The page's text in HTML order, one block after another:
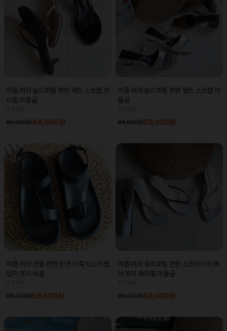
여름 여자 슬리퍼힐 편한 새틴 스트랩 쪼
리힐 미들굽
85,000원49,000원
여름 여자 슬리퍼힐 편한 벨트 스트랩 미
들굽
86,000원50,000원
여름 여자 샌들 편한 천연 가죽 티스트랩
엄지 쪼리 버클
95,000원59,000원
여름 여자 슬리퍼힐 편한 스트라이프 배
색 쪼리 웨지힐 미들굽
86,000원50,000원